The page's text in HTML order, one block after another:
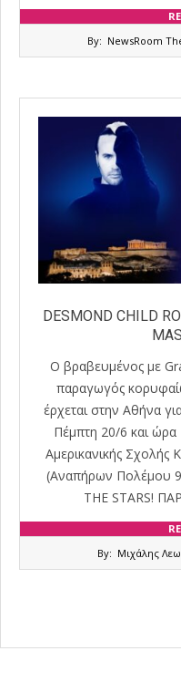
By: NewsRoom
DESMOND CHILD
Ο βραβευμένος με
παραγωγός
έρχεται στην Αθήνα
Πέμπτη 20/6 και ώρα
Αμερικανικής
(Αναπήρων Πολέμου
THE STARS!
By: Μιχάλης